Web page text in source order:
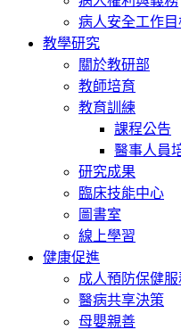
病人安全工作目
教學研究
關於教研部
教師培育
教育訓練
課程公告
醫事人員
研究成果
臨床技能中心
圖書室
線上學習
健康促進
成人預防保健
醫病共享決策
母嬰親善